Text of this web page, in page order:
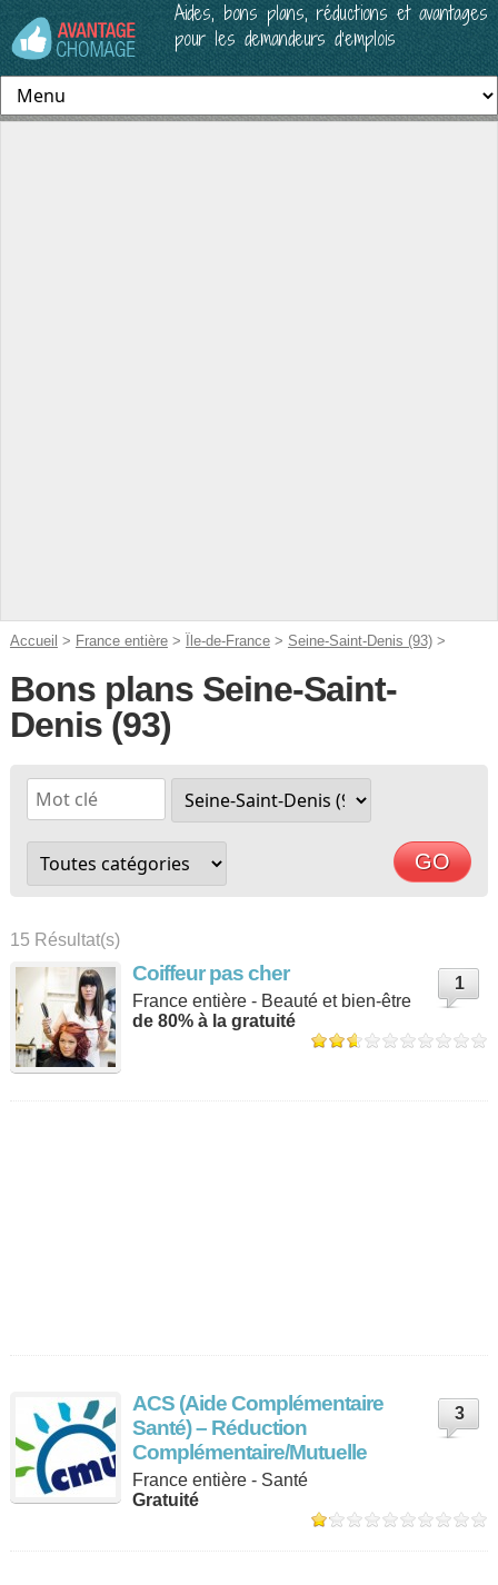
Aides, bons plans, réductions et avantages
pour les demandeurs d’emplois
Accueil > France entière> Île-de-France> Seine-Saint-Denis (93)>
Bons plans Seine-Saint-
Denis (93)
15 Résultat(s)
Coiffeur pas cher
1
France entière - Beauté et bien-être
de 80% à la gratuité
ACS (Aide Complémentaire
Santé) – Réduction
Complémentaire/Mutuelle
3
France entière - Santé
Gratuité